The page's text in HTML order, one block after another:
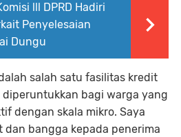
lll DPRD Hadiri
Penyelesaian
Dungu
salah satu fasilitas kredit
bagi warga yang
dengan skala mikro. Saya
dan bangga kepada penerima